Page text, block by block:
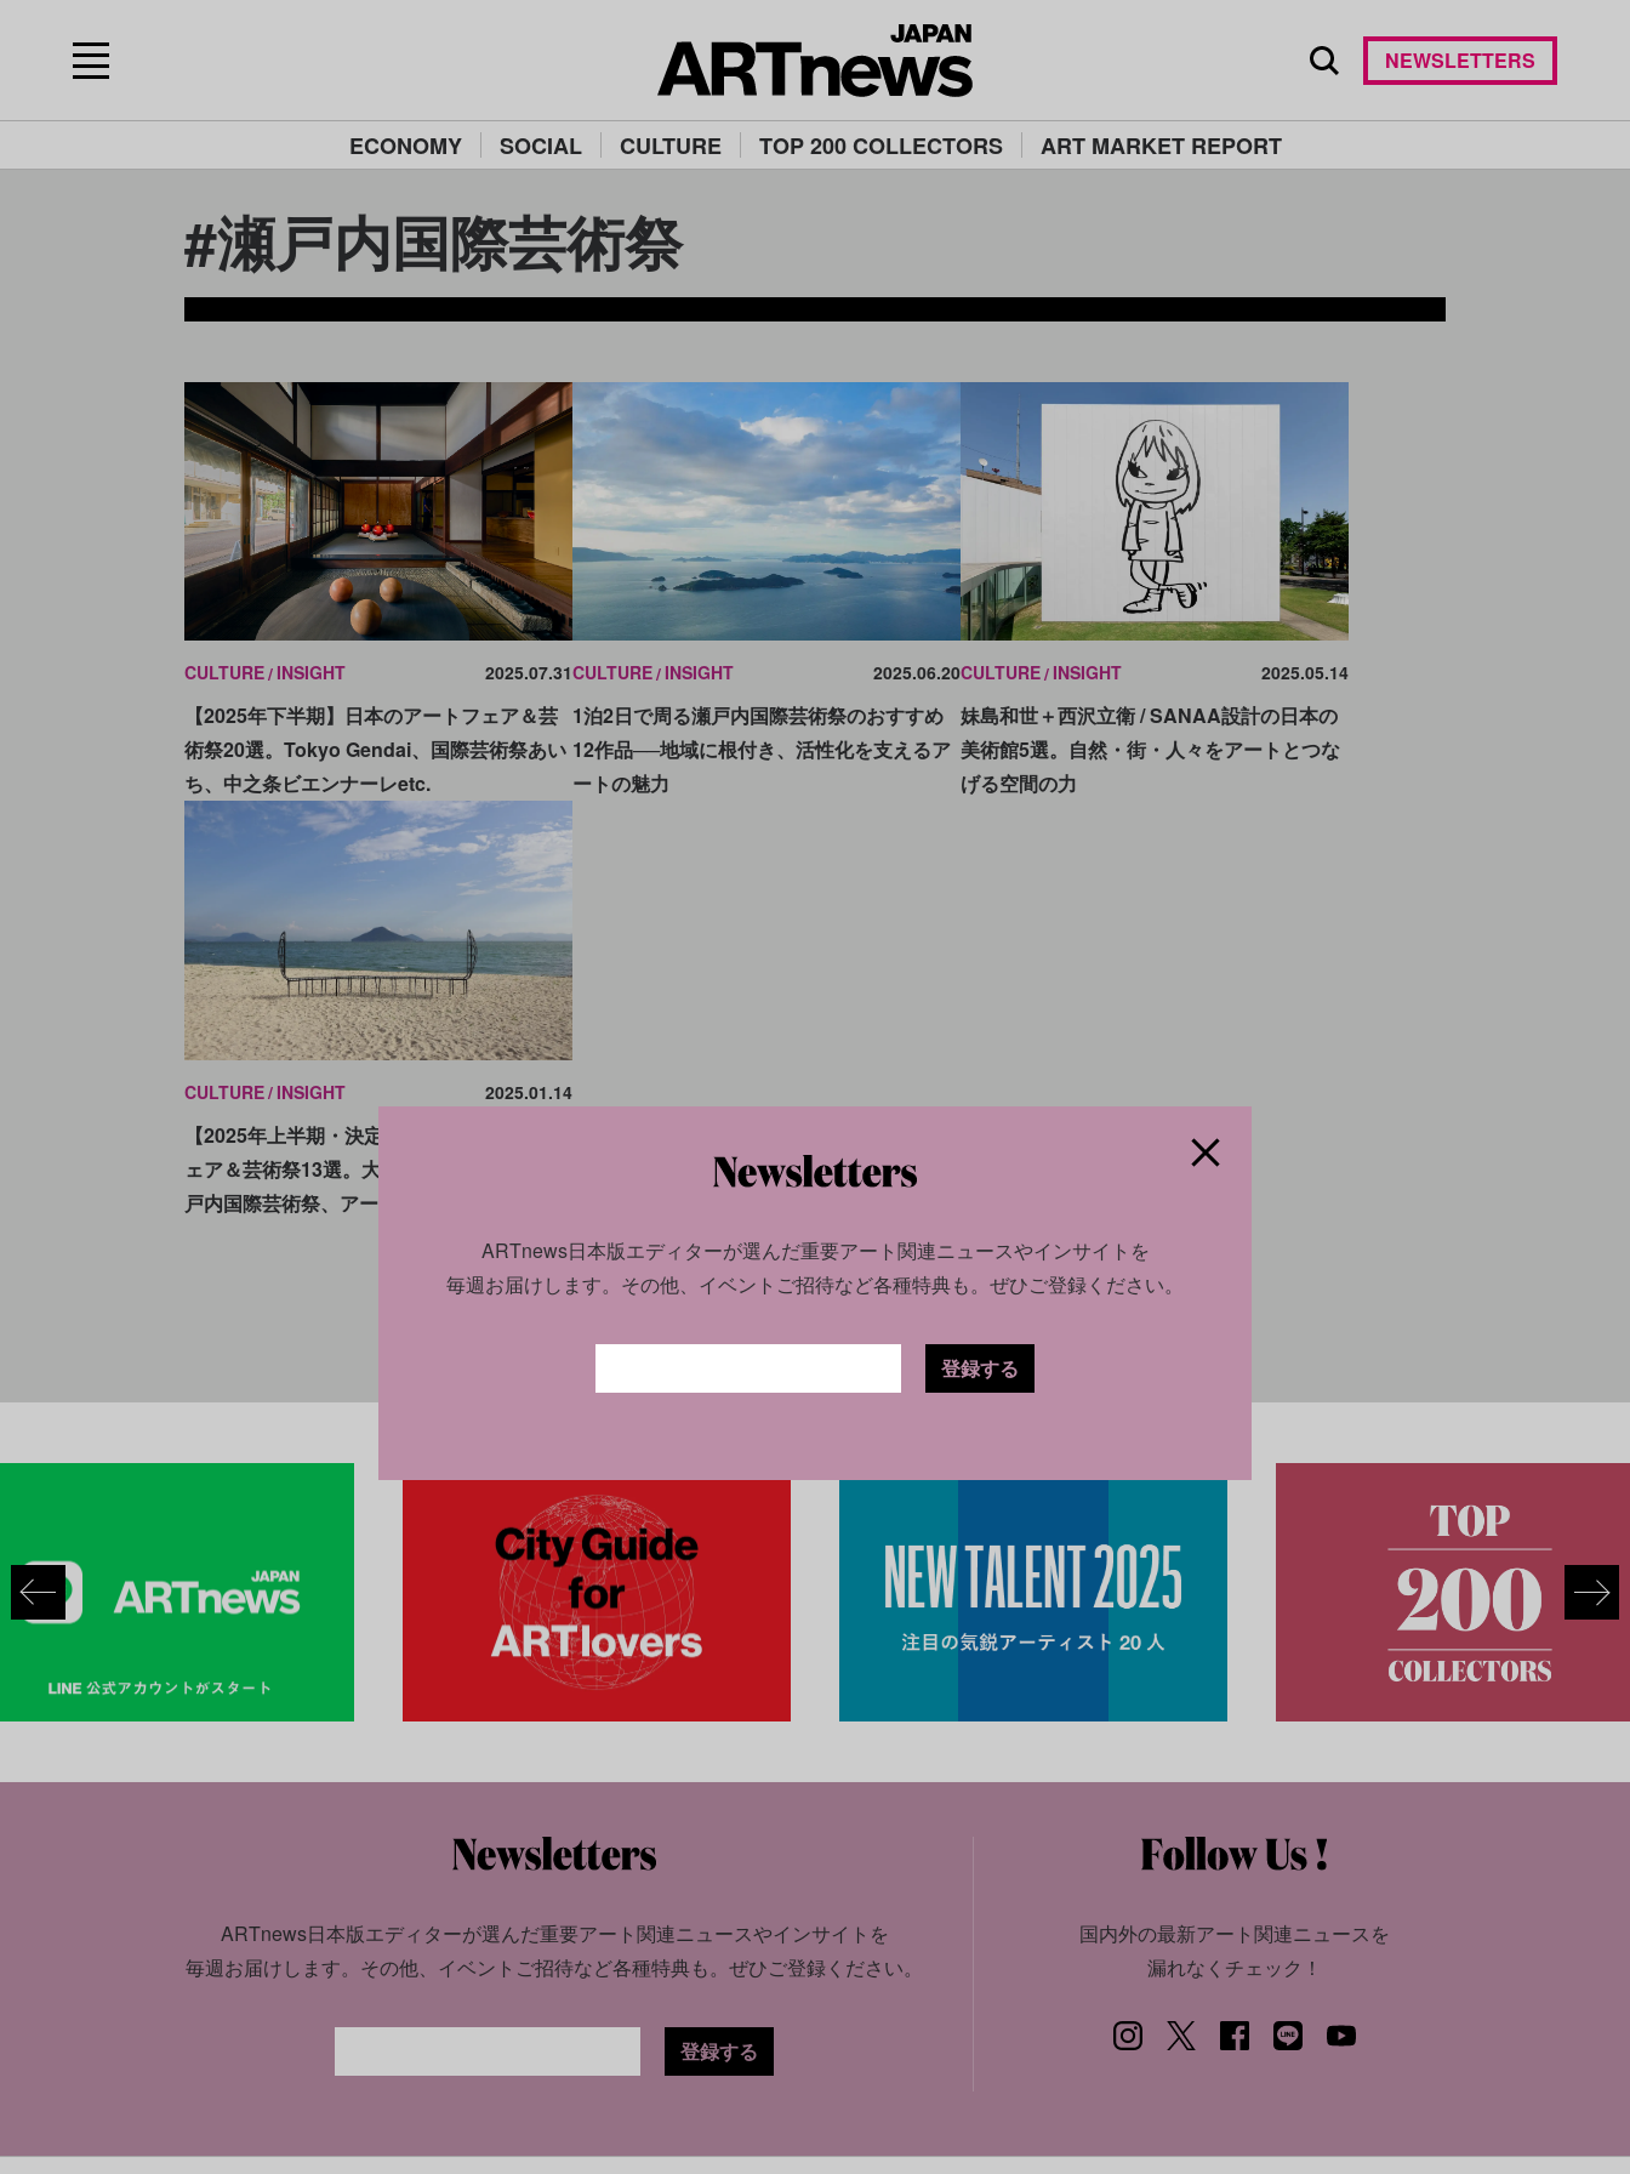
ECONOMY SOCIAL CULTURE TOP 200 COLLECTORS ART MARKET REPORT
NEWSLETTERS
#瀬戸内国際芸術祭
CULTURE INSIGHT 2025.07.31
【2025年下半期】日本のアートフェア＆芸
術祭20選。Tokyo Gendai、国際芸術祭あい
ち、中之条ビエンナーレetc.
CULTURE INSIGHT 2025.06.20
1泊2日で周る瀬戸内国際芸術祭のおすすめ
12作品──地域に根付き、活性化を支えるア
ートの魅力
CULTURE INSIGHT 2025.05.14
妹島和世＋西沢立衛 / SANAA設計の日本の
美術館5選。自然・街・人々をアートとつな
げる空間の力
CULTURE INSIGHT 2025.01.14
【2025年上半期・決定版】日本のアートフ
ェア＆芸術祭13選。大阪・関西万博から瀬
戸内国際芸術祭、アートフェア東京まで
ARTnews日本版エディターが選んだ重要アート関連ニュースやインサイトを
毎週お届けします。 その他、イベントご招待など各種特典も。 ぜひご登録ください。
登録する
国内外の最新アート関連ニュースを
漏れなくチェック！
ARTnews日本版エディターが選んだ重要アート関連ニュースやインサイトを
毎週お届けします。 その他、イベントご招待など各種特典も。ぜひご登録ください。
登録する